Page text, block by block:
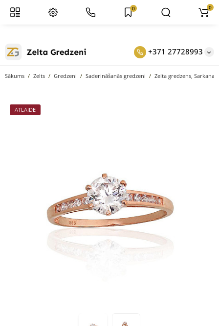
+371 27728993
0 0
Sākums Zelts Gredzeni Saderināšanās gredzeni Zelta gredzens,
ATLAIDE